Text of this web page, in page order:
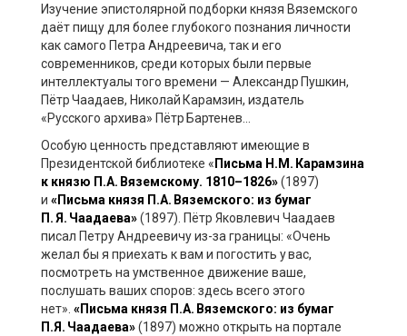
Изучение эпистолярной подборки князя Вяземского
даёт пищу для более глубокого познания личности
как самого Петра Андреевича, так и его
современников, среди которых были первые
интеллектуалы того времени — Александр Пушкин,
ПётрЧаадаев, Николай Карамзин, издатель
«Русского архива» Пётр Бартенев…
Особую ценность представляют имеющие в
Президентской библиотеке « Письма Н. М. Карамзина
к князю П.А. Вяземскому. 1810–1826»(1897)
и «Письма князя П.А. Вяземского: из бумаг
П. Я. Чаадаева»(1897). Пётр Яковлевич Чаадаев
писал Петру Андреевичу из-за границы: «Очень
желал бы я приехать к вам и погостить у вас,
посмотреть на умственное движение ваше,
послушать ваших споров: здесь всего этого
нет». «Письма князя П.А. Вяземского: из бумаг
П.Я. Чаадаева»(1897) можно открыть на портале